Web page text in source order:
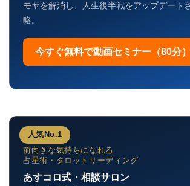
モヤを解消し、人生後半戦をアップデート
略。
今すぐ無料で動画セミナー（80分
人気No.1
前向きな気持ちになれる
占星術・タロットリーディング
あすコロ式・相談サロン